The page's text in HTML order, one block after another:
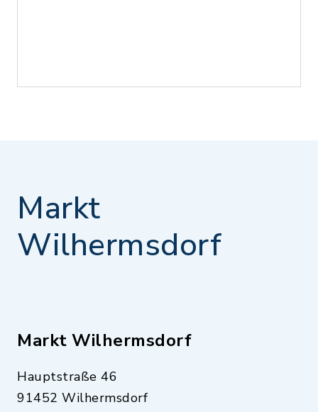
Markt
Wilhermsdorf
Markt Wilhermsdorf
Hauptstraße 46
91452 Wilhermsdorf